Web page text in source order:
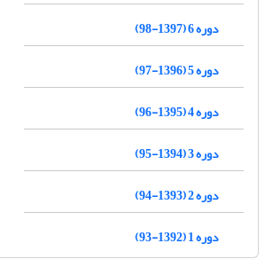
دوره 6 (1397-98)
دوره 5 (1396-97)
دوره 4 (1395-96)
دوره 3 (1394-95)
دوره 2 (1393-94)
دوره 1 (1392-93)